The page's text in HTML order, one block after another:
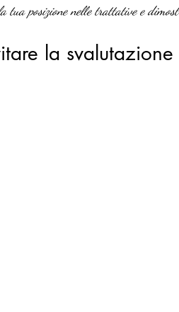
tua posizione nelle trattative e
la